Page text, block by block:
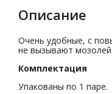
Описание
Очень удобные, с
не вызывают мозолей.
Комплектация
Упакованы по 1 паре.